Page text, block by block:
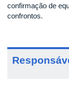
confirmação de
confrontos.